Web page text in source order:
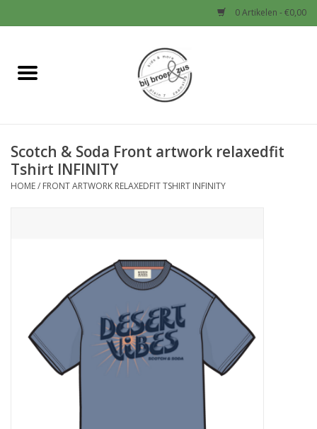
0 Artikelen - €0,00
Home
Baby
Jongens
Schoenen en Tassen
Speelgoed
Cadeaubonnen
Scotch & Soda Front artwork relaxedfit
Tshirt INFINITY
HOME/ FRONT ARTWORK RELAXEDFIT TSHIRT INFINITY